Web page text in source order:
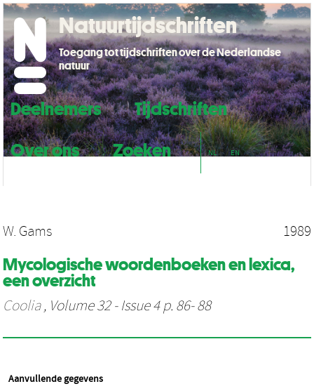
Deelnemers
Tijdschriften
Over ons
Zoeken NL EN
Natuurtijdschriften
Toegang tot tijdschriften over de Nederlandse
natuur
W. Gams 1989
Mycologische woordenboeken en lexica,
een overzicht
Coolia, Volume 32 - Issue 4 p. 86- 88
Aanvullende gegevens